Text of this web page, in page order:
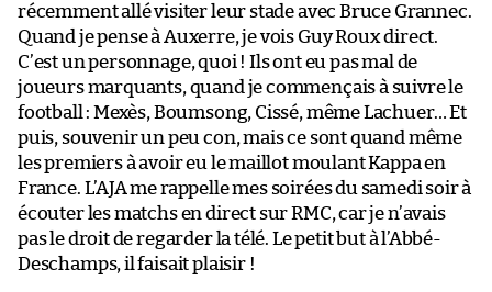
récemment allé visiter leur stade avec Bruce Grannec.
Quand je pense à Auxerre, je vois Guy Roux direct.
C’est un personnage, quoi ! Ils ont eu pas mal de
joueurs marquants, quand je commençais à suivre le
football : Mexès, Boumsong, Cissé, même Lachuer… Et
puis, souvenir un peu con, mais ce sont quand même
les premiers à avoir eu le maillot moulant Kappa en
France. L’AJA me rappelle mes soirées du samedi soir à
écouter les matchs en direct sur RMC, car je n’avais
pas le droit de regarder la télé. Le petit but à l’Abbé-
Deschamps, il faisait plaisir !